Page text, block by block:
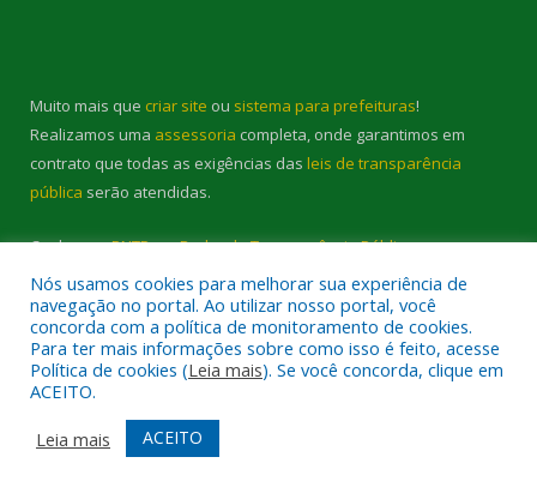
Muito mais que criar site ou sistema para prefeituras!
Realizamos uma assessoria completa, onde garantimos em
contrato que todas as exigências das leis de transparência
pública serão atendidas.
Conheça oPNTPe oRadar da Transparência Pública
Todos os direitos reservados a Prefeitura Municipal de Cambará.
Acessar Área Administrativa
Acessar Webmail
Nós usamos cookies para melhorar sua experiência de
navegação no portal. Ao utilizar nosso portal, você
concorda com a política de monitoramento de cookies.
Para ter mais informações sobre como isso é feito, acesse
Política de cookies (Leia mais). Se você concorda, clique em
ACEITO.
Leia mais
ACEITO